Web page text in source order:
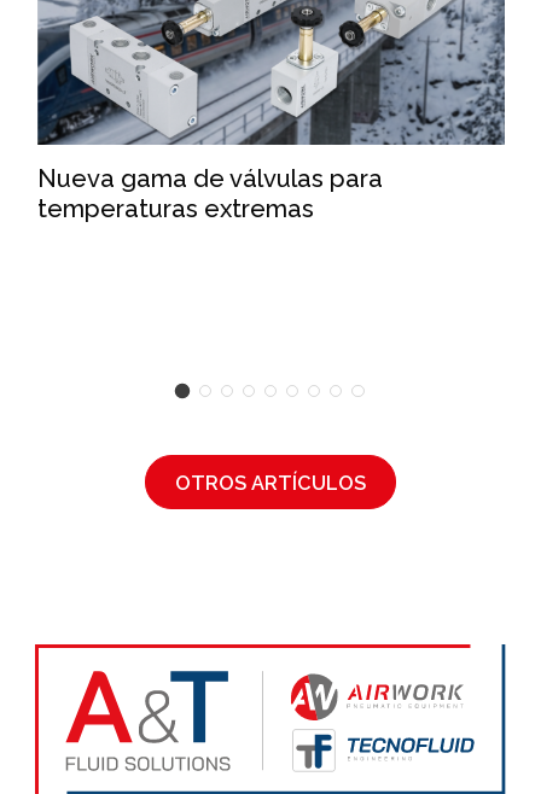
Nueva gama de válvulas para
temperaturas extremas
OTROS ARTÍCULOS